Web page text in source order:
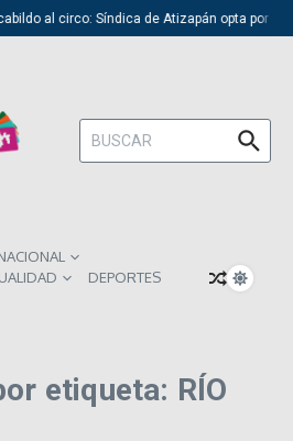
al circo: Síndica de Atizapán opta por
Buscar:
DEPORTES
etiqueta: RÍO